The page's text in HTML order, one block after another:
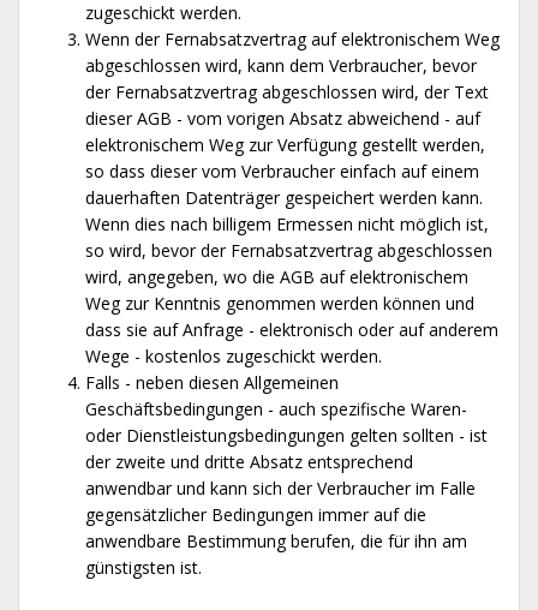
zugeschickt werden.
Wenn der Fernabsatzvertrag auf elektronischem Weg
abgeschlossen wird, kann dem Verbraucher, bevor
der Fernabsatzvertrag abgeschlossen wird, der Text
dieser AGB - vom vorigen Absatz abweichend - auf
elektronischem Weg zur Verfügung gestellt werden,
so dass dieser vom Verbraucher einfach auf einem
dauerhaften Datenträger gespeichert werden kann.
Wenn dies nach billigem Ermessen nicht möglich ist,
so wird, bevor der Fernabsatzvertrag abgeschlossen
wird, angegeben, wo die AGB auf elektronischem
Weg zur Kenntnis genommen werden können und
dass sie auf Anfrage - elektronisch oder auf anderem
Wege - kostenlos zugeschickt werden.
Falls - neben diesen Allgemeinen
Geschäftsbedingungen - auch spezifische Waren-
oder Dienstleistungsbedingungen gelten sollten - ist
der zweite und dritte Absatz entsprechend
anwendbar und kann sich der Verbraucher im Falle
gegensätzlicher Bedingungen immer auf die
anwendbare Bestimmung berufen, die für ihn am
günstigsten ist.